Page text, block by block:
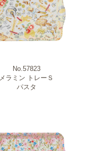
No.57823
メラミン トレーＳ
パスタ